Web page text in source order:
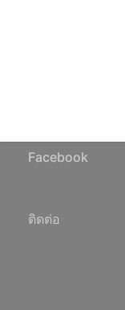
Facebook
ติดต่อ